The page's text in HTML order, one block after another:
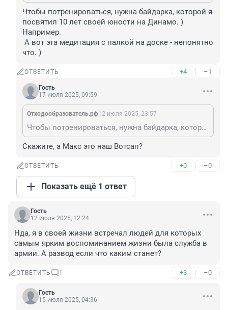
Чтобы потренироваться, нужна байдарка, которой я
посвятил 10 лет своей юности на Динамо. )
Например.
А вот эта медитация с палкой на доске - непонятно
что. )
ОТВЕТИТЬ +4 –1
Гость
17 июля 2025, 09:59
Отходообразователь.рф12 июля 2025, 23:57
Чтобы потренироваться, нужна байдарка, которой я посвятил 10 лет своей юности на Динамо. ) Например. А вот эта медитация с палкой на доске - непонятно что. )
Скажите, а Макс это наш Вотсап?
ОТВЕТИТЬ +0 –0
Показать ещё 1 ответ
Гость
12 июля 2025, 12:24
Нда, я в своей жизни встречал людей для которых
самым ярким воспоминанием жизни была служба в
армии. А развод если что каким станет?
ОТВЕТИТЬ 1 +3 –0
Гость
15 июля 2025, 04:36